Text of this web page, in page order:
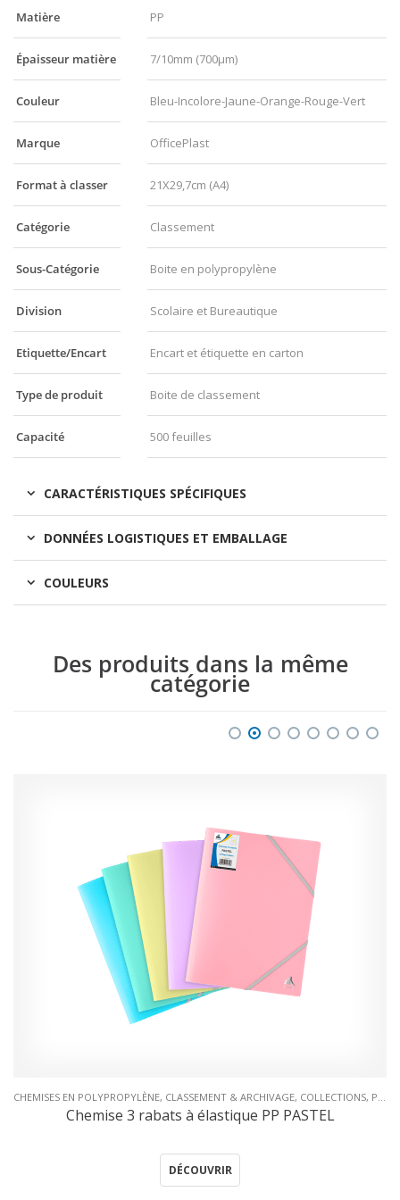
Matière PP
Épaisseur matière 7/10mm (700µm)
Couleur Bleu-Incolore-Jaune-Orange-Rouge-Vert
Marque OfficePlast
Format à classer 21X29,7cm (A4)
Catégorie Classement
Sous-Catégorie Boite en polypropylène
Division Scolaire et Bureautique
Etiquette/Encart Encart et étiquette en carton
Type de produit Boite de classement
Capacité 500 feuilles
CARACTÉRISTIQUES SPÉCIFIQUES
DONNÉES LOGISTIQUES ET EMBALLAGE
COULEURS
Des produits dans la même
catégorie
CHEMISES EN POLYPROPYLÈNE, CLASSEMENT & ARCHIVAGE, COLLECTIONS, PASTEL
Chemise 3 rabats à élastique PP PASTEL
DÉCOUVRIR